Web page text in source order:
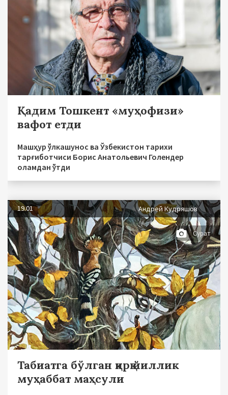
Қадим Тошкент «муҳофизи»
вафот етди
Машҳур ўлкашунос ва Ўзбекистон тарихи
тарғиботчиси Борис Анатольевич Голендер
оламдан ўтди
19.01 Андрей Кудряшов
Сурат
Табиатга бўлган қирқ йиллик
муҳаббат маҳсули